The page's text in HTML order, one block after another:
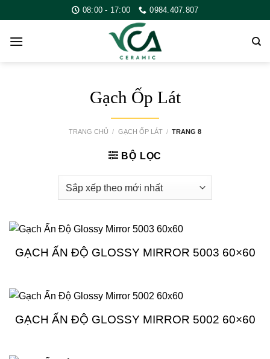
to
content
08:00 - 17:00 0984.407.807
Gạch Ốp Lát
TRANG CHỦ / GẠCH ỐP LÁT / TRANG 8
BỘ LỌC
GẠCH ẤN ĐỘ GLOSSY MIRROR 5003 60×60
GẠCH ẤN ĐỘ GLOSSY MIRROR 5002 60×60